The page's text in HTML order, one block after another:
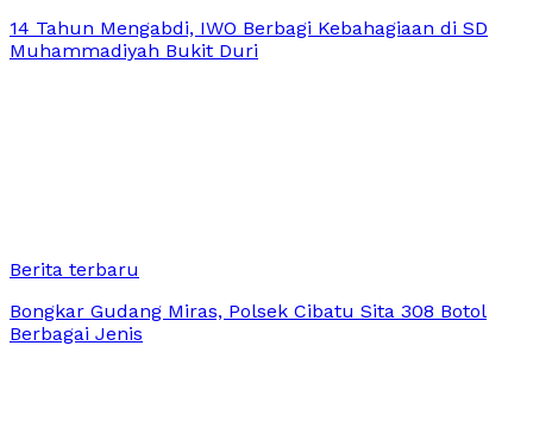
14 Tahun Mengabdi, IWO Berbagi Kebahagiaan di SD
Muhammadiyah Bukit Duri
Berita terbaru
Bongkar Gudang Miras, Polsek Cibatu Sita 308 Botol
Berbagai Jenis